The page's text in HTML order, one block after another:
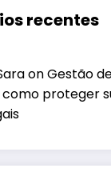
recentes
onGestão
proteger